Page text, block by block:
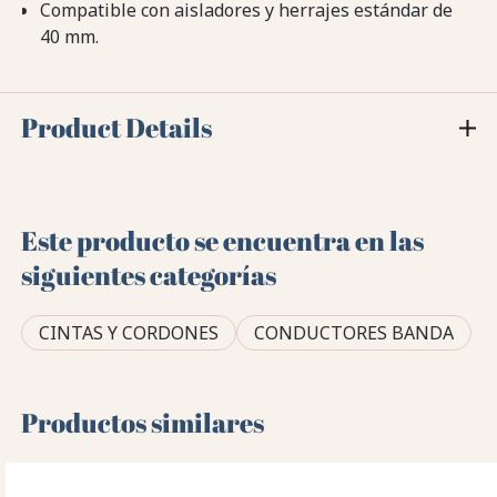
Compatible con aisladores y herrajes estándar de
40 mm.
Product Details
Este producto se encuentra en las
siguientes categorías
CINTAS Y CORDONES CONDUCTORES BANDA
Productos similares